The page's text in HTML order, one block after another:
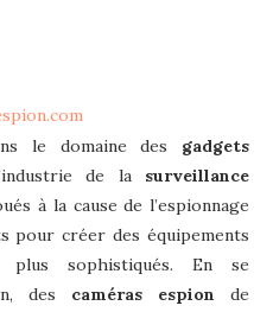
le domaine des gadgets
de la surveillance
à la cause de l’espionnage
pour créer des équipements
plus sophistiqués. En se
des caméras espion de